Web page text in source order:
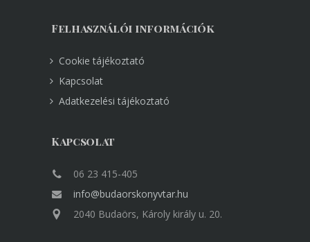
Felhasználói információk
Cookie tájékoztató
Kapcsolat
Adatkezelési tájékoztató
Kapcsolat
06 23 415-405
info@budaorskonyvtar.hu
2040 Budaörs, Károly király u. 20.